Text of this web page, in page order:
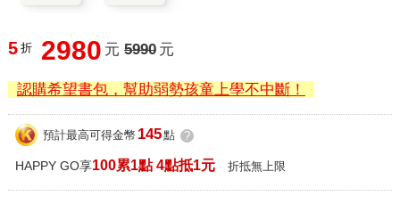
5 折 2980 元 5990 元
認購希望書包，幫助弱勢孩童上學不中斷！
預計最高可得金幣 145點 ?
HAPPY GO享100累1點 4點抵1元 折抵無上限